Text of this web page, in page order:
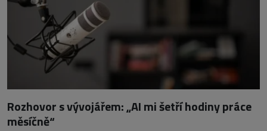
Rozhovor s vývojářem: „AI mi šetří hodiny práce
měsíčně“